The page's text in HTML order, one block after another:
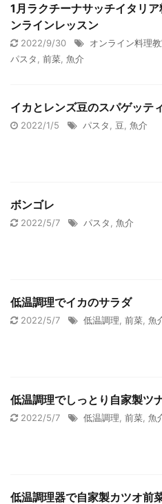
1月ラクチーナサッチイタリ
ンラインレッスン
2022/9/30 オンライン料理
パスタ
前菜 魚介
イカとレンズ豆のスパゲッテ
2022/1/5 パスタ 豆 魚介
ボンゴレ
2022/5/7 パスタ 魚介
低温調理でイカのサラダ
2022/5/7 低温調理 前菜 魚
低温調理でしっとり自家製ツ
2022/5/7 低温調理 前菜 魚
低温調理器で自家製カツオ前